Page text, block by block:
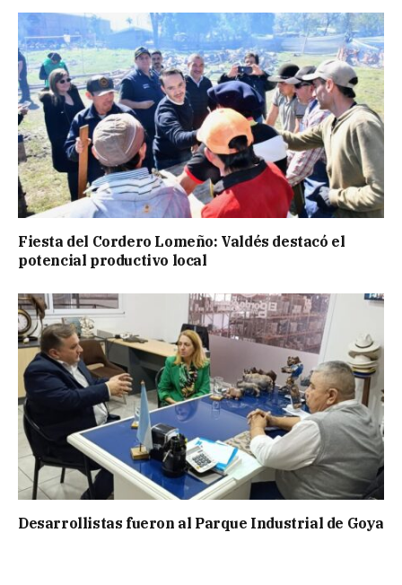
Fiesta del Cordero Lomeño: Valdés destacó el
potencial productivo local
Desarrollistas fueron al Parque Industrial de Goya